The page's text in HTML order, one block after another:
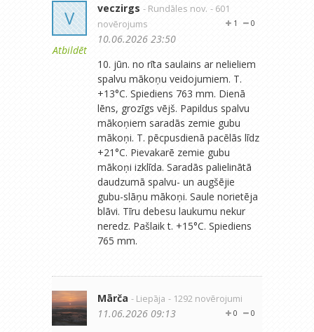
V
Atbildēt
veczirgs - Rundāles nov. - 601
novērojums
0
1
10.06.2026 23:50
10. jūn. no rīta saulains ar nelieliem
spalvu mākoņu veidojumiem. T.
+13°C. Spiediens 763 mm. Dienā
lēns, grozīgs vējš. Papildus spalvu
mākoņiem saradās zemie gubu
mākoņi. T. pēcpusdienā pacēlās līdz
+21°C. Pievakarē zemie gubu
mākoņi izklīda. Saradās palielinātā
daudzumā spalvu- un augšējie
gubu-slāņu mākoņi. Saule norietēja
blāvi. Tīru debesu laukumu nekur
neredz. Pašlaik t. +15°C. Spiediens
765 mm.
Mārča - Liepāja - 1292 novērojumi
0
0
11.06.2026 09:13